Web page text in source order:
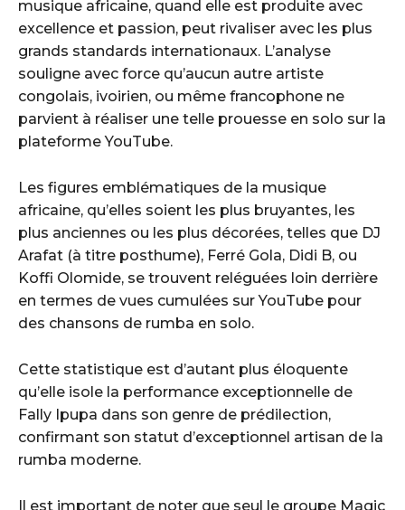
musique africaine, quand elle est produite avec
excellence et passion, peut rivaliser avec les plus
grands standards internationaux. L’analyse
souligne avec force qu’aucun autre artiste
congolais, ivoirien, ou même francophone ne
parvient à réaliser une telle prouesse en solo sur la
plateforme YouTube.
Les figures emblématiques de la musique
africaine, qu’elles soient les plus bruyantes, les
plus anciennes ou les plus décorées, telles que DJ
Arafat (à titre posthume), Ferré Gola, Didi B, ou
Koffi Olomide, se trouvent reléguées loin derrière
en termes de vues cumulées sur YouTube pour
des chansons de rumba en solo.
Cette statistique est d’autant plus éloquente
qu’elle isole la performance exceptionnelle de
Fally Ipupa dans son genre de prédilection,
confirmant son statut d’exceptionnel artisan de la
rumba moderne.
Il est important de noter que seul le groupe Magic